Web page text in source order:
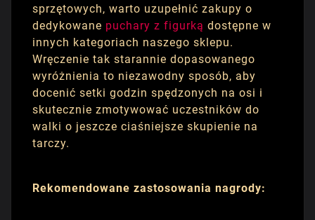
sprzętowych, warto uzupełnić zakupy o
dedykowane puchary z figurką dostępne w
innych kategoriach naszego sklepu.
Wręczenie tak starannie dopasowanego
wyróżnienia to niezawodny sposób, aby
docenić setki godzin spędzonych na osi i
skutecznie zmotywować uczestników do
walki o jeszcze ciaśniejsze skupienie na
tarczy.
Rekomendowane zastosowania nagrody: